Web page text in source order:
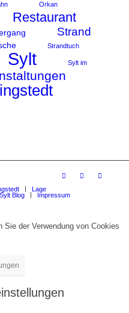
Orkan
Restaurant
Strand
Strandtuch
Sylt Sylt im
Lage
Sylt Blog
Impressum
der Verwendung von Cookies